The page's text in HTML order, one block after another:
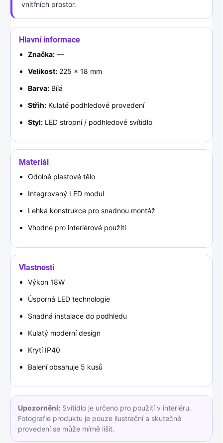
vnitřních prostor.
Hlavní informace
Značka: —
Velikost: 225 × 18 mm
Barva: Bílá
Střih: Kulaté podhledové provedení
Styl: LED stropní / podhledové svítidlo
Materiál
Odolné plastové tělo
Integrovaný LED modul
Lehká konstrukce pro snadnou montáž
Vhodné pro interiérové použití
Vlastnosti
Výkon 18W
Úsporná LED technologie
Snadná instalace do podhledu
Kulatý moderní design
Krytí IP40
Balení obsahuje 5 kusů
Upozornění: Svítidlo je určeno pro použití v interiéru.
Fotografie produktu je pouze ilustrační a skutečné
provedení se může mírně lišit.